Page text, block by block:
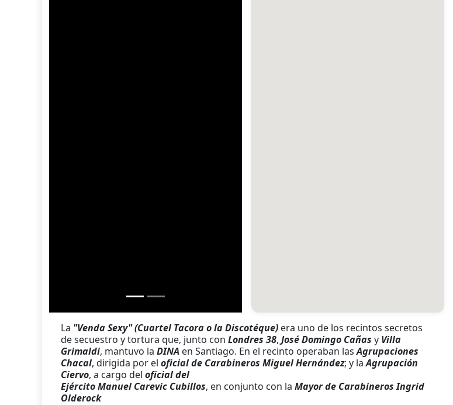
La "Venda Sexy" (Cuartel Tacorao la Discotéque) era uno de los recintos secretos
de secuestro y tortura que, junto con Londres 38, José Domingo Cañas y Villa
Grimaldi, mantuvo la DINA en Santiago. En el recinto operaban lasAgrupaciones
Chacal, dirigida por el oficial de Carabineros Miguel Hernández; y laAgrupación
Ciervo, a cargo del oficial del
Ejército Manuel Carevic Cubillos, en conjunto con la Mayor de Carabineros Ingrid
Olderock